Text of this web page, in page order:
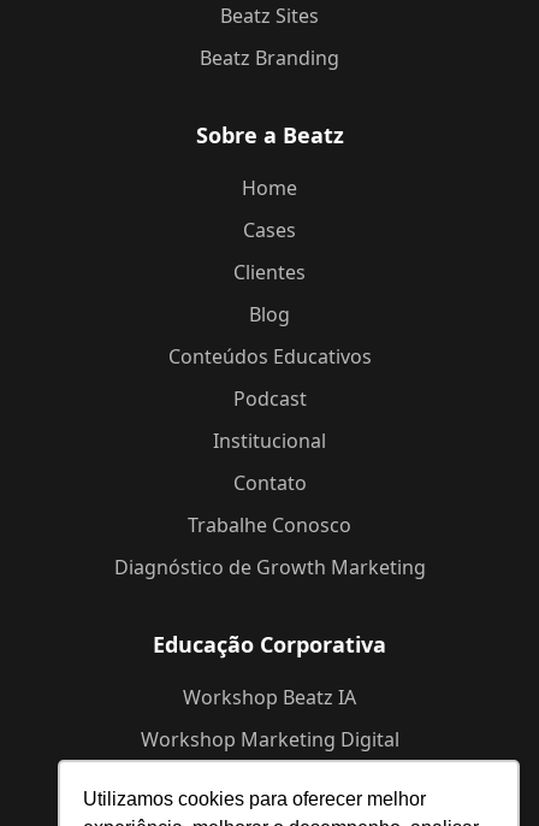
Utilizamos cookies para oferecer melhor
Beatz Sites
Beatz Branding
Sobre a Beatz
Home
Cases
Clientes
Blog
Conteúdos Educativos
Podcast
Institucional
Contato
Trabalhe Conosco
Diagnóstico de Growth Marketing
Educação Corporativa
Workshop Beatz IA
Workshop Marketing Digital